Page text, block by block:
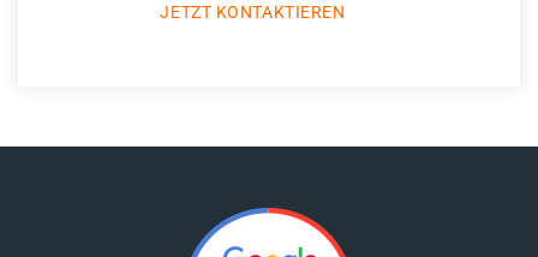
JETZT KONTAKTIEREN